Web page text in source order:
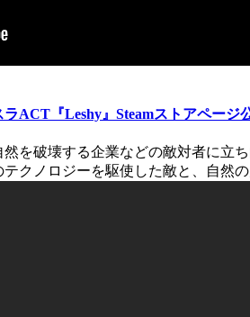
ACT『Leshy』Steamストアページ
を破壊する企業などの敵対者に立
クノロジーを駆使した敵と、自然の